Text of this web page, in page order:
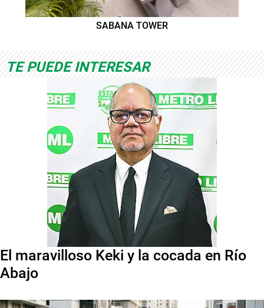
SABANA TOWER
TE PUEDE INTERESAR
El maravilloso Keki y la cocada en Río
Abajo